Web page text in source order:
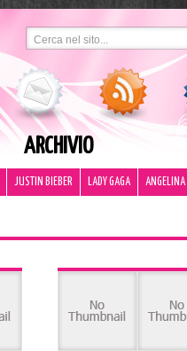
ARCHIVIO
JUSTIN BIEBER LADY GAGA ANGELINA